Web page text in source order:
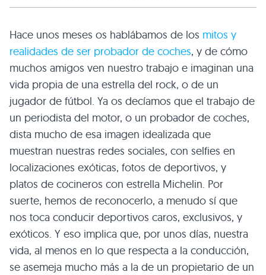
Hace unos meses os hablábamos de los mitos y
realidades de ser probador de coches, y de cómo
muchos amigos ven nuestro trabajo e imaginan una
vida propia de una estrella del rock, o de un
jugador de fútbol. Ya os decíamos que el trabajo de
un periodista del motor, o un probador de coches,
dista mucho de esa imagen idealizada que
muestran nuestras redes sociales, con selfies en
localizaciones exóticas, fotos de deportivos, y
platos de cocineros con estrella Michelin. Por
suerte, hemos de reconocerlo, a menudo sí que
nos toca conducir deportivos caros, exclusivos, y
exóticos. Y eso implica que, por unos días, nuestra
vida, al menos en lo que respecta a la conducción,
se asemeja mucho más a la de un propietario de un